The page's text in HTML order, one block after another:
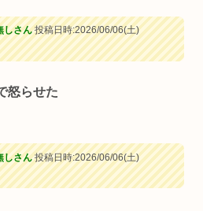
しさん投稿日時:2026/06/06(土)
怒らせた
しさん投稿日時:2026/06/06(土)